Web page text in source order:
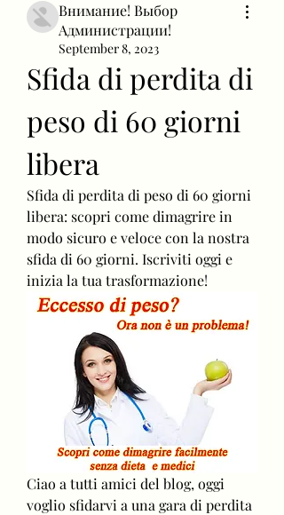
Внимание! Выбор
Администрации!
September 8, 2023
Sfida di perdita di
peso di 60 giorni
libera
Sfida di perdita di peso di 60 giorni
libera: scopri come dimagrire in
modo sicuro e veloce con la nostra
sfida di 60 giorni. Iscriviti oggi e
inizia la tua trasformazione!
Ciao a tutti amici del blog, oggi
voglio sfidarvi a una gara di perdita